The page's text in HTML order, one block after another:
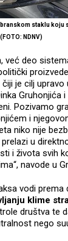
staklu koju
(FOTO: NDNV)
već deo
je cilj upravo
Gruhonjića
Pozivamo
i
niko nije
u
i života svih
navode u
vodi prema
klime
društva te
nego